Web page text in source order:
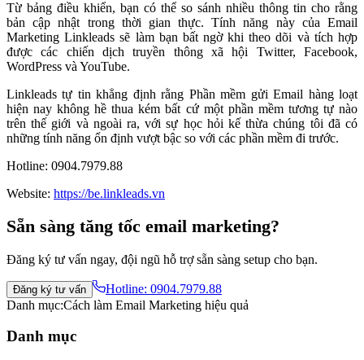
Từ bảng điều khiển, bạn có thể so sánh nhiều thông tin cho rằng
bản cập nhật trong thời gian thực. Tính năng này của Email
Marketing Linkleads sẽ làm bạn bất ngờ khi theo dõi và tích hợp
được các chiến dịch truyền thông xã hội Twitter, Facebook,
WordPress và YouTube.
Linkleads tự tin khẳng định rằng Phần mềm gửi Email hàng loạt
hiện nay không hề thua kém bất cứ một phần mềm tương tự nào
trên thế giới và ngoài ra, với sự học hỏi kế thừa chúng tôi đã có
những tính năng ổn định vượt bậc so với các phần mềm đi trước.
Hotline: 0904.7979.88
Website: https://be.linkleads.vn
Sẵn sàng tăng tốc email marketing?
Đăng ký tư vấn ngay, đội ngũ hỗ trợ sẵn sàng setup cho bạn.
Đăng ký tư vấn Hotline: 0904.7979.88
Danh mục:Cách làm Email Marketing hiệu quả
Danh mục